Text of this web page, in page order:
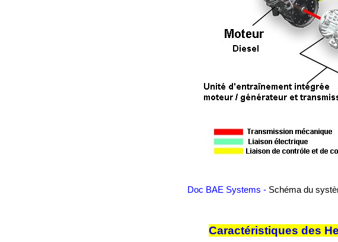
Doc BAE Systems -Schéma du
Caractéristiques des